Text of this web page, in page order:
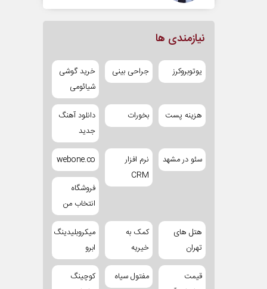
نیازمندی ها
یوتوبروکرز جراحی بینی
خرید گوشی
شیائومی
هزینه پست بخورات
دانلود آهنگ
جدید
سئو در مشهد
نرم افزار
CRM
webone.co
فروشگاه
انتخاب من
هتل های
تهران
کمک به
خیریه
میکروبلیدینگ
ابرو
قیمت
مفتول سیاه
کوچینگ